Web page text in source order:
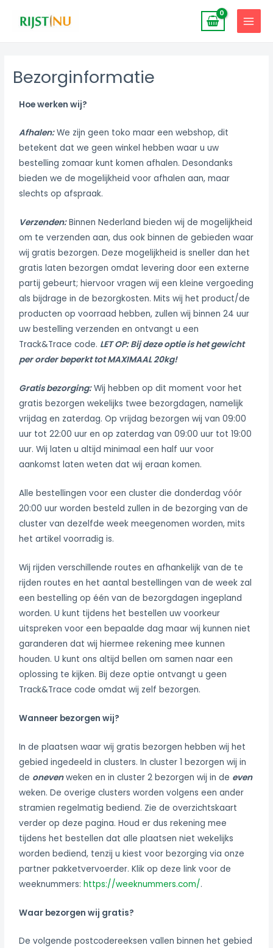
MAIN
MENU
Bezorginformatie
Hoe werken wij?
Afhalen:We zijn geen toko maar een webshop, dit
betekent dat we geen winkel hebben waar u uw
bestelling zomaar kunt komen afhalen. Desondanks
bieden we de mogelijkheid voor afhalen aan, maar
slechts op afspraak.
Verzenden:Binnen Nederland bieden wij de mogelijkheid
om te verzenden aan, dus ook binnen de gebieden waar
wij gratis bezorgen. Deze mogelijkheid is sneller dan het
gratis laten bezorgen omdat levering door een externe
partij gebeurt; hiervoor vragen wij een kleine vergoeding
als bijdrage in de bezorgkosten. Mits wij het product/de
producten op voorraad hebben, zullen wij binnen 24 uur
uw bestelling verzenden en ontvangt u een
Track&Trace code. LET OP: Bij deze optie is het gewicht
per order beperkt tot MAXIMAAL 20kg!
Gratis bezorging:Wij hebben op dit moment voor het
gratis bezorgen wekelijks twee bezorgdagen, namelijk
vrijdag en zaterdag. Op vrijdag bezorgen wij van 09:00
uur tot 22:00 uur en op zaterdag van 09:00 uur tot 19:00
uur. Wij laten u altijd minimaal een half uur voor
aankomst laten weten dat wij eraan komen.
Alle bestellingen voor een cluster die donderdag vóór
20:00 uur worden besteld zullen in de bezorging van de
cluster van dezelfde week meegenomen worden, mits
het artikel voorradig is.
Wij rijden verschillende routes en afhankelijk van de te
rijden routes en het aantal bestellingen van de week zal
een bestelling op één van de bezorgdagen ingepland
worden. U kunt tijdens het bestellen uw voorkeur
uitspreken voor een bepaalde dag maar wij kunnen niet
garanderen dat wij hiermee rekening mee kunnen
houden. U kunt ons altijd bellen om samen naar een
oplossing te kijken. Bij deze optie ontvangt u geen
Track&Trace code omdat wij zelf bezorgen.
Wanneer bezorgen wij?
In de plaatsen waar wij gratis bezorgen hebben wij het
gebied ingedeeld in clusters. In cluster 1 bezorgen wij in
de onevenweken en in cluster 2 bezorgen wij in de even
weken. De overige clusters worden volgens een ander
stramien regelmatig bediend. Zie de overzichtskaart
verder op deze pagina. Houd er dus rekening mee
tijdens het bestellen dat alle plaatsen niet wekelijks
worden bediend, tenzij u kiest voor bezorging via onze
partner pakketvervoerder. Klik op deze link voor de
weeknummers:https://weeknummers.com/.
Waar bezorgen wij gratis?
De volgende postcodereeksen vallen binnen het gebied